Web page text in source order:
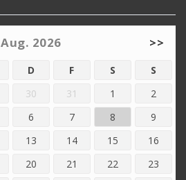
Aug. 2026 >>
D F S
S
30 31 1
2
6 7 8
9
13 14 15
16
20 21 22
23